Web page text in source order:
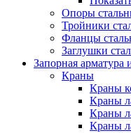
Опоры
Тройники
Фланцы
Заглушки
Запорная арматура
Краны
Краны
Краны
Краны
Краны